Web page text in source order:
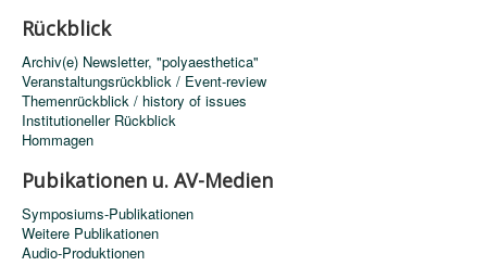
Rückblick
Archiv(e) Newsletter, "polyaesthetica"
Veranstaltungsrückblick / Event-review
Themenrückblick / history of issues
Institutioneller Rückblick
Hommagen
Pubikationen u. AV-Medien
Symposiums-Publikationen
Weitere Publikationen
Audio-Produktionen